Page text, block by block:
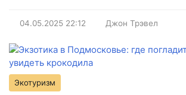
04.05.2025 22:12 Джон Трэвел
Экотуризм